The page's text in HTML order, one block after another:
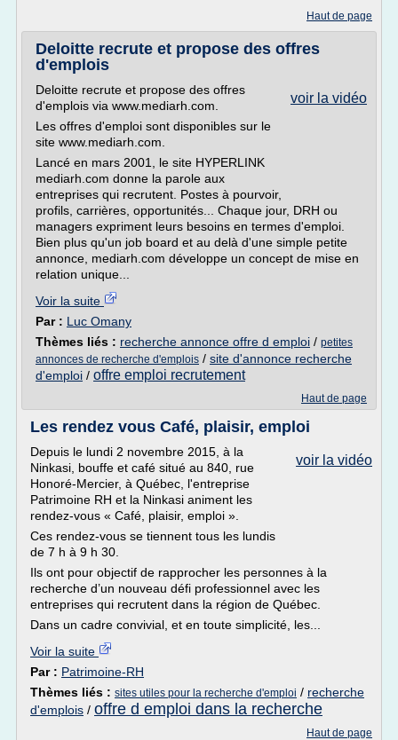
Haut de page
Deloitte recrute et propose des offres
d'emplois
voir la vidéo
Deloitte recrute et propose des offres
d'emplois via www.mediarh.com.
Les offres d'emploi sont disponibles sur le
site www.mediarh.com.
Lancé en mars 2001, le site HYPERLINK
mediarh.com donne la parole aux
entreprises qui recrutent. Postes à pourvoir,
profils, carrières, opportunités... Chaque jour, DRH ou
managers expriment leurs besoins en termes d'emploi.
Bien plus qu'un job board et au delà d'une simple petite
annonce, mediarh.com développe un concept de mise en
relation unique...
Voir la suite
Par : Luc Omany
Thèmes liés : recherche annonce offre d emploi / petites
annonces de recherche d'emplois / site d'annonce recherche
d'emploi / offre emploi recrutement
Haut de page
Les rendez vous Café, plaisir, emploi
voir la vidéo
Depuis le lundi 2 novembre 2015, à la
Ninkasi, bouffe et café situé au 840, rue
Honoré-Mercier, à Québec, l'entreprise
Patrimoine RH et la Ninkasi animent les
rendez-vous « Café, plaisir, emploi ».
Ces rendez-vous se tiennent tous les lundis
de 7 h à 9 h 30.
Ils ont pour objectif de rapprocher les personnes à la
recherche d’un nouveau défi professionnel avec les
entreprises qui recrutent dans la région de Québec.
Dans un cadre convivial, et en toute simplicité, les...
Voir la suite
Par : Patrimoine-RH
Thèmes liés : sites utiles pour la recherche d'emploi / recherche
d'emplois / offre d emploi dans la recherche
Haut de page